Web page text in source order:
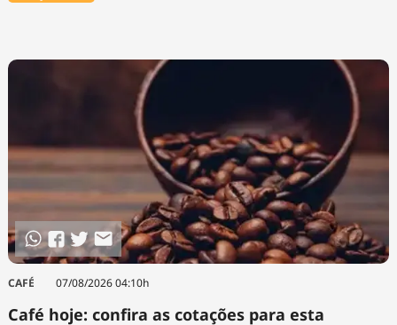
CAFÉ 07/08/2026 04:10h
Café hoje: confira as cotações para esta